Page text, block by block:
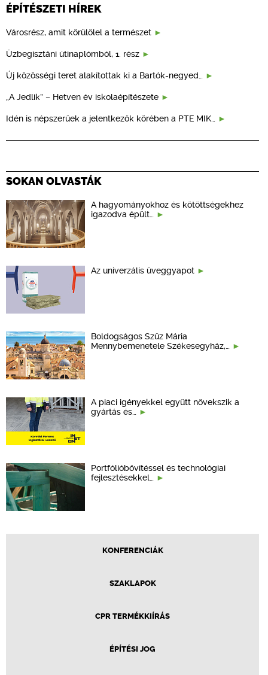
ÉPÍTÉSZETI HÍREK
Városrész, amit körülölel a természet
Üzbegisztáni útinaplómból, 1. rész
Új közösségi teret alakítottak ki a Bartók-negyed…
„A Jedlik” – Hetven év iskolaépítészete
Idén is népszerűek a jelentkezők körében a PTE MIK…
SOKAN OLVASTÁK
A hagyományokhoz és kötöttségekhez
igazodva épült…
Az univerzális üveggyapot
Boldogságos Szűz Mária
Mennybemenetele Székesegyház,…
A piaci igényekkel együtt növekszik a
gyártás és…
Portfólióbővítéssel és technológiai
fejlesztésekkel…
KONFERENCIÁK
SZAKLAPOK
CPR TERMÉKKIÍRÁS
ÉPÍTÉSI JOG